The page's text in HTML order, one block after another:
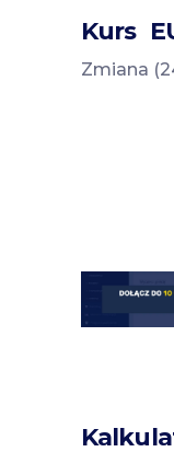
Kurs
Zmiana